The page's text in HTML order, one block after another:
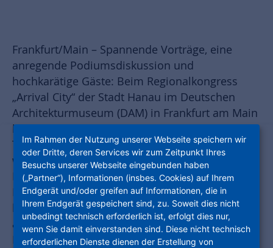
Frankfurt/Main – Spannende Vorträge, eine
anregende Podiumsdiskussion und
hochkarätige Gäste: Beim Regionalkongress
„Arrival City“ der Stadt Hanau im Deutschen
Architekturmuseum (DAM) in Frankfurt am Main
beschäftigten sich rund 50 Teilnehmer mit dem
Thema Ankunft und Integration. Mit dabei
waren auf Einladung der ProjektStadt, einer
Marke der Unternehmensgruppe Nassauische
Heimstätte | Wohnstadt, auch zwei ganz
besondere Gäste: Staatssekretär Gunther Adler
aus dem Bundesministerium des Inneren für
Bau und Heimat, Städtebauförderung und
Im Rahmen der Nutzung unserer Webseite speichern wir
oder Dritte, deren Services wir zum Zeitpunkt Ihres
Besuchs unserer Webseite eingebunden haben
(„Partner“), Informationen (insbes. Cookies) auf Ihrem
Endgerät und/oder greifen auf Informationen, die in
Ihrem Endgerät gespeichert sind, zu. Soweit dies nicht
unbedingt technisch erforderlich ist, erfolgt dies nur,
wenn Sie damit einverstanden sind. Diese nicht technisch
erforderlichen Dienste dienen der Erstellung von